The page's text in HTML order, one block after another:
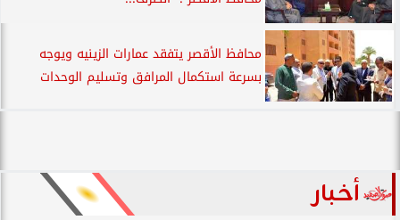
محافظ الأقصر يتفقد عمارات الزينيه ويوجه
بسرعة استكمال المرافق وتسليم الوحدات
أخبار